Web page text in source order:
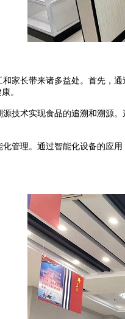
家长带来诸多益处。首先，
。
技术实现食品的追溯和溯源
管理。通过智能化设备的应